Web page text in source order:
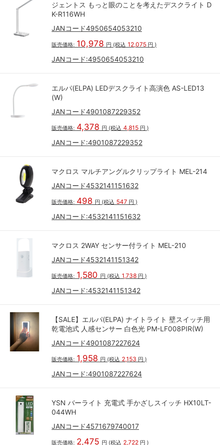
ジェントス もっと眼のことを考えたデスクライト D
K-R116WH
JANコード4950654053210
販売価格: 10,978 円 (税込 12,075 円 )
JANコード:4950654053210
エルパ(ELPA) LEDデスクライト高演色 AS-LED13
(W)
JANコード4901087229352
販売価格: 4,378 円 (税込 4,815 円 )
JANコード:4901087229352
マクロス マルチアングルクリップライト MEL-214
JANコード4532141151632
販売価格: 498 円 (税込 547 円 )
JANコード:4532141151632
マクロス 2WAY センサー付ライト MEL-210
JANコード4532141151342
販売価格: 1,580 円 (税込 1,738 円 )
JANコード:4532141151342
【SALE】エルパ(ELPA) ナイトライト 壁スイッチ用
乾電池式 人感センサー 白色光 PM-LF008PIR(W)
JANコード4901087227624
販売価格: 1,958 円 (税込 2,153 円 )
JANコード:4901087227624
YSN バーライト 充電式 手かざしスイッチ HX10LT-
044WH
JANコード4571679740017
販売価格: 2,475 円 (税込 2,722 円 )